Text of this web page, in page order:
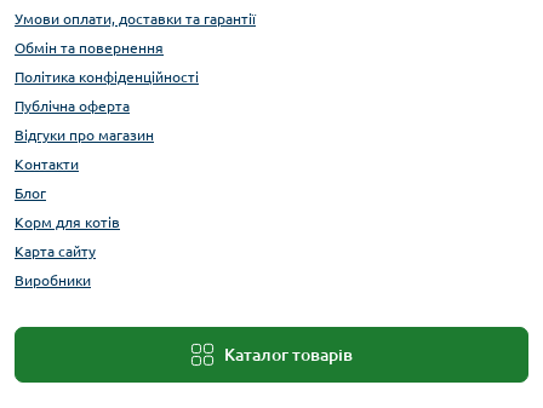
Умови оплати, доставки та гарантії
Обмін та повернення
Політика конфіденційності
Публічна оферта
Відгуки про магазин
Контакти
Блог
Корм для котів
Карта сайту
Виробники
Каталог товарів